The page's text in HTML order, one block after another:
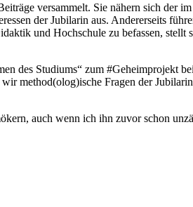
versammelt. Sie nähern sich der im
der Jubilarin aus. Andererseits
und Hochschule zu befassen, stellt
des Studiums“ zum #Geheimprojekt
method(olog)ische Fragen der
auch wenn ich ihn zuvor schon